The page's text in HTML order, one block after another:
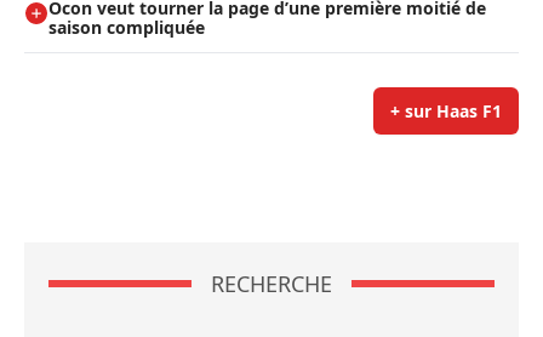
Ocon veut tourner la page d’une première moitié de
saison compliquée
+ sur Haas F1
RECHERCHE